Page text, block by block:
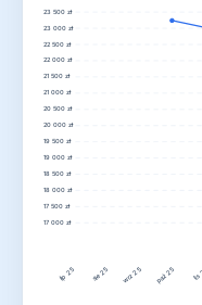
17 000 zł
17 500 zł
18 000 zł
18 500 zł
19 000 zł
19 500 zł
20 000 zł
20 500 zł
21 000 zł
21 500 zł
22 000 zł
22 500 zł
23 000 zł
23 500 zł
lip 25 sie 25 wrz 25 paź 25 lis